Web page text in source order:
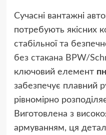
Сучасні вантажні
потребують якісних
стабільної та
без стакана BPW/
ключовий елемент
забезпечує плавний
рівномірно
Виготовлена з
армуванням, ця